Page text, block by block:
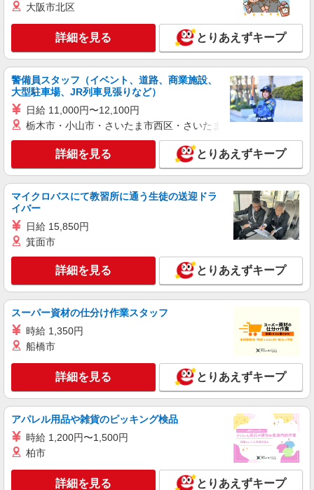
ソフトバンク販売契約社員【練馬区エリア】
月給 279,340円 〜 279,340円 試用期間なし ※
経験・能力による 【試用期間】時給 0 円 〜 0 円
■ソフトバンク販売契約社員【練馬区エリア】
東京都練馬区
キープ 詳細を見る
正社員
ソフトバンク東武練馬店
ソフトバンクショップの携帯販売スタッフ
月給 237,478円 〜 302,366円 固定残業代:
30,651円 〜 39,026円（20時間相当） ＊時間外手
当は時間外労働の有無にかかわらず、固定残業代
として支給し、相当時間を超える時間外労働分は
法定どおり追加で支給します。 試用期間あり 3ヶ
円 〜 302366 円
■ソフトバンク東武練馬店 東京都 練馬区 北町
キープ 詳細を見る
正社員
ソフトバンク上石神井店
ソフトバンクショップの携帯販売スタッフ
月給 233,500円 〜 260,200円 固定残業代:
23,500円 〜 26,200円（15時間相当） ＊＿ 試用期
間あり 6ヶ月 月給25万円以上 ※経験・能力による
【試用期間】月給 233500 円 〜 260200 円
■ソフトバンク上石神井店 東京都 練馬区 上石
神井1丁目 5‐12 湯山ビル1階
キープ 詳細を見る
正社員
【店長職】ソフトバンクショップの携帯販売ス
大阪市北区
詳細を見る とりあえずキープ
警備員スタッフ（イベント、道路、商業施設、
大型駐車場、JR列車見張りなど）
日給 11,000円〜12,100円
栃木市・小山市・さいたま市西区・さいたま市岩槻区・久喜市・
詳細を見る とりあえずキープ
マイクロバスにて教習所に通う生徒の送迎ドラ
イバー
日給 15,850円
箕面市
詳細を見る とりあえずキープ
スーパー資材の仕分け作業スタッフ
時給 1,350円
船橋市
詳細を見る とりあえずキープ
アパレル用品や雑貨のピッキング検品
時給 1,200円〜1,500円
柏市
詳細を見る とりあえずキープ